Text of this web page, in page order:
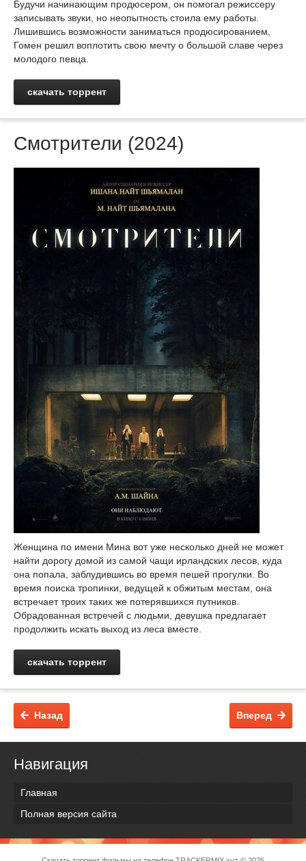
Будучи начинающим продюсером, он помогал режиссеру
записывать звуки, но неопытность стоила ему работы.
Лишившись возможности заниматься продюсированием,
Гомен решил воплотить свою мечту о большой славе через
молодого певца.
скачать торрент
Смотрители (2024)
Женщина по имени Мина вот уже несколько дней не может
найти дорогу домой из самой чащи ирландских лесов, куда
она попала, заблудившись во время пешей прогулки. Во
время поиска тропинки, ведущей к обжитым местам, она
встречает троих таких же потерявшихся путников.
Обрадованная встречей с людьми, девушка предлагает
продолжить искать выход из леса вместе.
скачать торрент
Назад Вперед
Навигация
Главная
Полная версия сайта